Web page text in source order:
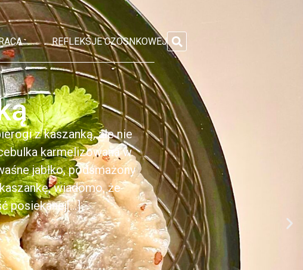
REFLEKSJE CZOSNKOWEJ
z kaszanką, ale nie
karmelizowana w
jabłko, podsmażony
wiadomo, że
posiekanej[...]